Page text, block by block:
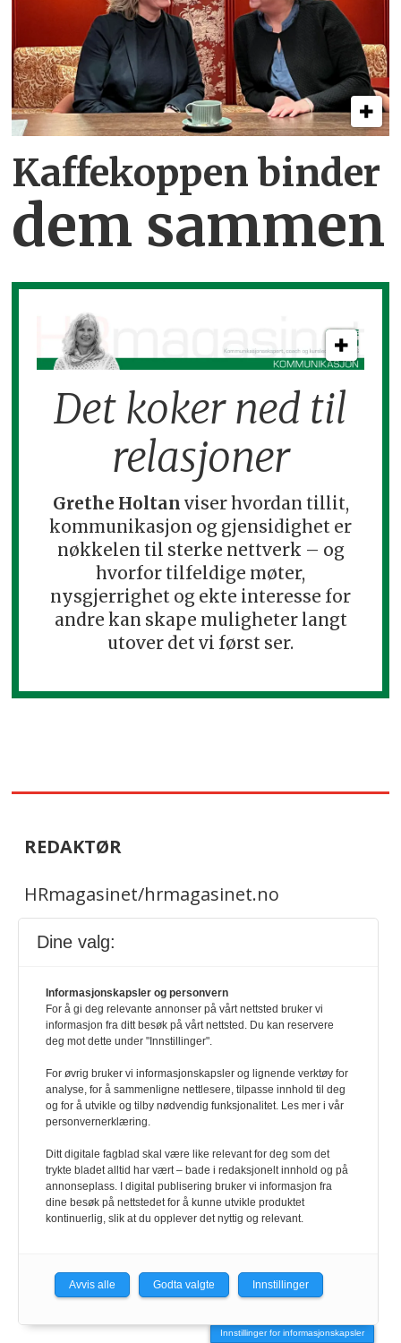
Kaffekoppen binder
dem sammen
Det koker ned til
relasjoner
Grethe Holtan viser hvordan tillit,
kommunikasjon og gjensidighet er
nøkkelen til sterke nettverk – og
hvorfor tilfeldige møter,
nysgjerrighet og ekte interesse for
andre kan skape muligheter langt
utover det vi først ser.
REDAKTØR
HRmagasinet/hrmagasinet.no
Geir Christiansen
901 98 440
KONTAKT
redaksjonen@hrmagasinet.no
annonse@hrmagasinet.no
abonnement@hrmagasinet.no
SNARVEIER
Innstillinger for informasjonskapsler
Dine valg:
Informasjonskapsler og personvern
For å gi deg relevante annonser på vårt nettsted bruker vi
informasjon fra ditt besøk på vårt nettsted. Du kan reservere
deg mot dette under "Innstillinger".
For øvrig bruker vi informasjonskapsler og lignende verktøy for
analyse, for å sammenligne nettlesere, tilpasse innhold til deg
og for å utvikle og tilby nødvendig funksjonalitet. Les mer i vår
personvernerklæring.
Ditt digitale fagblad skal være like relevant for deg som det
trykte bladet alltid har vært – bade i redaksjonelt innhold og på
annonseplass. I digital publisering bruker vi informasjon fra
dine besøk på nettstedet for å kunne utvikle produktet
kontinuerlig, slik at du opplever det nyttig og relevant.
Avvis alle Godta valgte Innstillinger